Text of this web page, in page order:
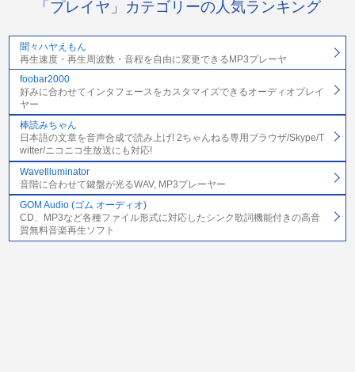
「プレイヤ」カテゴリーの人気ランキング
聞々ハヤえもん
再生速度・再生周波数・音程を自由に変更できるMP3プレーヤ
foobar2000
好みに合わせてインタフェースをカスタマイズできるオーディオプレイ
ヤー
棒読みちゃん
日本語の文章を音声合成で読み上げ! 2ちゃんねる専用ブラウザ/Skype/T
witter/ニコニコ生放送にも対応!
WaveIlluminator
音階に合わせて鍵盤が光るWAV, MP3プレーヤー
GOM Audio (ゴム オーディオ)
CD、MP3など各種ファイル形式に対応したシンク歌詞機能付きの高音
質無料音楽再生ソフト